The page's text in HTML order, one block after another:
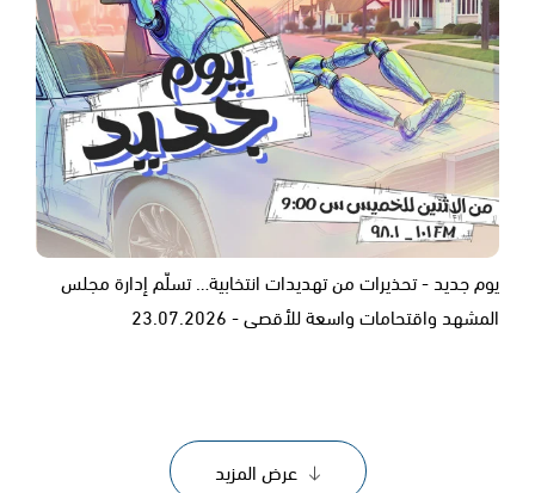
يوم جديد - تحذيرات من تهديدات انتخابية… تسلّم إدارة مجلس
المشهد واقتحامات واسعة للأقصى - 23.07.2026
عرض المزيد